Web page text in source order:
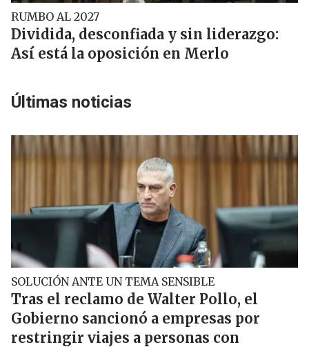
RUMBO AL 2027
Dividida, desconfiada y sin liderazgo:
Así está la oposición en Merlo
Últimas noticias
SOLUCIÓN ANTE UN TEMA SENSIBLE
Tras el reclamo de Walter Pollo, el
Gobierno sancionó a empresas por
restringir viajes a personas con